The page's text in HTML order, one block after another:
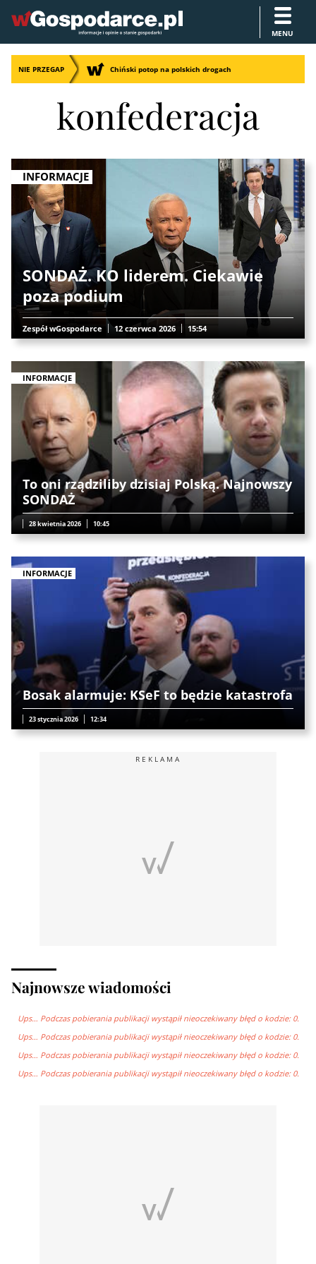
MENU
NIE PRZEGAP Chiński potop na polskich drogach
konfederacja
INFORMACJE
SONDAŻ. KO liderem. Ciekawie
poza podium
Zespół wGospodarce 12 czerwca 2026 15:54
INFORMACJE
To oni rządziliby dzisiaj Polską. Najnowszy
SONDAŻ
28 kwietnia 2026 10:45
INFORMACJE
Bosak alarmuje: KSeF to będzie katastrofa
23 stycznia 2026 12:34
REKLAMA
Najnowsze wiadomości
Ups… Podczas pobierania publikacji wystąpił nieoczekiwany błęd o kodzie: 0.
Ups… Podczas pobierania publikacji wystąpił nieoczekiwany błęd o kodzie: 0.
Ups… Podczas pobierania publikacji wystąpił nieoczekiwany błęd o kodzie: 0.
Ups… Podczas pobierania publikacji wystąpił nieoczekiwany błęd o kodzie: 0.